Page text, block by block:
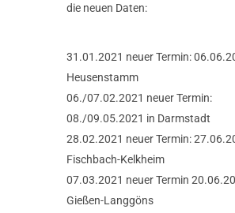
die neuen Daten:
31.01.2021 neuer Termin:
Heusenstamm
06./07.02.2021 neuer Termin:
08./09.05.2021 in Darmstadt
28.02.2021 neuer Termin:
Fischbach-Kelkheim
07.03.2021 neuer Termin
Gießen-Langgöns